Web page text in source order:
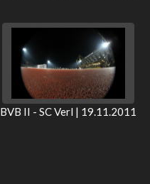
BVB II - SC Verl | 19.11.2011